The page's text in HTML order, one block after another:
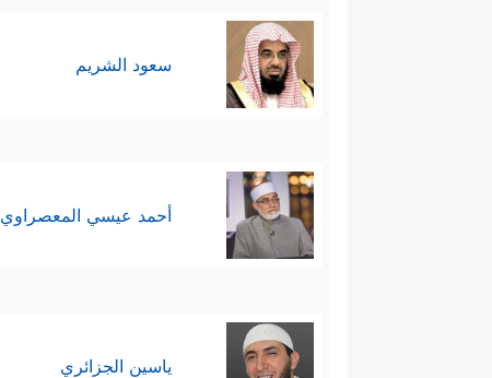
سعود الشريم
أحمد عيسي المعصراوي
ياسين الجزائري